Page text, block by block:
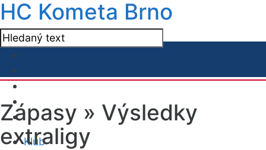
HC Kometa Brno
Klub
Zápasy » Výsledky
extraligy